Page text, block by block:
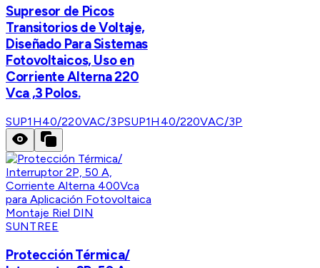
Supresor de Picos
Transitorios de Voltaje,
Diseñado Para Sistemas
Fotovoltaicos, Uso en
Corriente Alterna 220
Vca ,3 Polos.
SUP1H40/220VAC/3PSUP1H40/220VAC/3P
SUNTREE
Protección Térmica/